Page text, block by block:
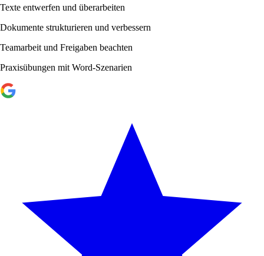
Texte entwerfen und überarbeiten
Dokumente strukturieren und verbessern
Teamarbeit und Freigaben beachten
Praxisübungen mit Word-Szenarien